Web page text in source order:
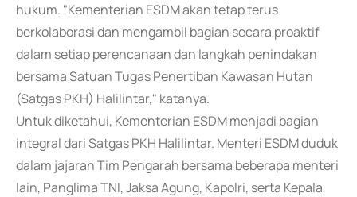
hukum. "Kementerian ESDM akan tetap terus
berkolaborasi dan mengambil bagian secara proaktif
dalam setiap perencanaan dan langkah penindakan
bersama Satuan Tugas Penertiban Kawasan Hutan
(Satgas PKH) Halilintar," katanya.
Untuk diketahui, Kementerian ESDM menjadi bagian
integral dari Satgas PKH Halilintar. Menteri ESDM duduk
dalam jajaran Tim Pengarah bersama beberapa menteri
lain, Panglima TNI, Jaksa Agung, Kapolri, serta Kepala